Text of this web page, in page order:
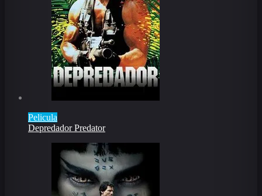
Pelicula
Depredador Predator